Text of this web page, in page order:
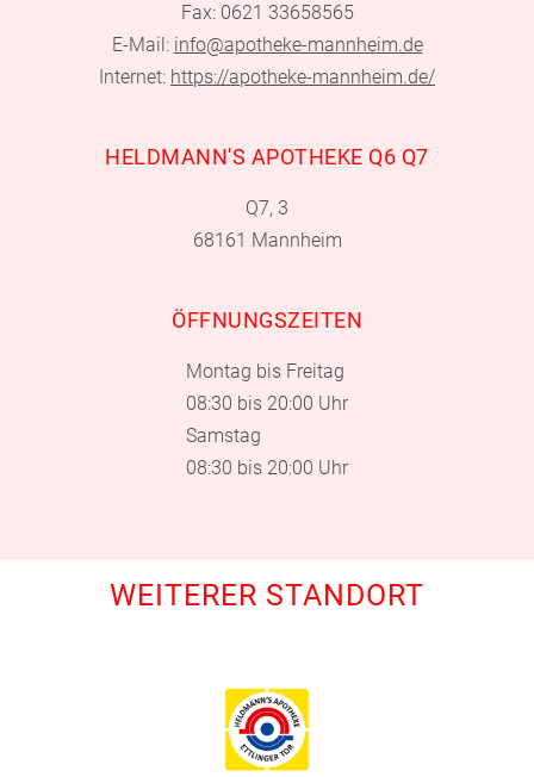
Fax: 0621 33658565
E-Mail: info@apotheke-mannheim.de
Internet: https://apotheke-mannheim.de/
HELDMANN'S APOTHEKE Q6 Q7
Q7, 3
68161 Mannheim
ÖFFNUNGSZEITEN
Montag bis Freitag
08:30 bis 20:00 Uhr
Samstag
08:30 bis 20:00 Uhr
WEITERER STANDORT